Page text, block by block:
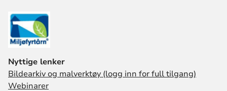
Nyttige lenker
Bildearkiv og malverktøy (logg inn for full tilgang)
Webinarer